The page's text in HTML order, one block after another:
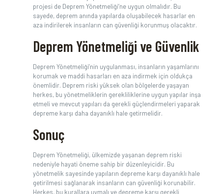
projesi de Deprem Yönetmeliği’ne uygun olmalıdır. Bu
sayede, deprem anında yapılarda oluşabilecek hasarlar en
aza indirilerek insanların can güvenliği korunmuş olacaktır.
Deprem Yönetmeliği ve Güvenlik
Deprem Yönetmeliği’nin uygulanması, insanların yaşamlarını
korumak ve maddi hasarları en aza indirmek için oldukça
önemlidir. Deprem riski yüksek olan bölgelerde yaşayan
herkes, bu yönetmeliklerin gerekliliklerine uygun yapılar inşa
etmeli ve mevcut yapıları da gerekli güçlendirmeleri yaparak
depreme karşı daha dayanıklı hale getirmelidir.
Sonuç
Deprem Yönetmeliği, ülkemizde yaşanan deprem riski
nedeniyle hayati öneme sahip bir düzenleyicidir. Bu
yönetmelik sayesinde yapıların depreme karşı dayanıklı hale
getirilmesi sağlanarak insanların can güvenliği korunabilir.
Herkes, bu kurallara uymalı ve depreme karşı gerekli